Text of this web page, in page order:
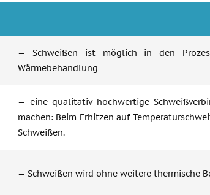
— Schweißen ist möglich in den
Wärmebehandlung
— eine qualitativ hochwertige
machen: Beim Erhitzen auf
Schweißen.
— Schweißen wird ohne weitere thermische